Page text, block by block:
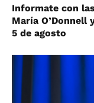
Informate con
María O’Donnell
5 de agosto